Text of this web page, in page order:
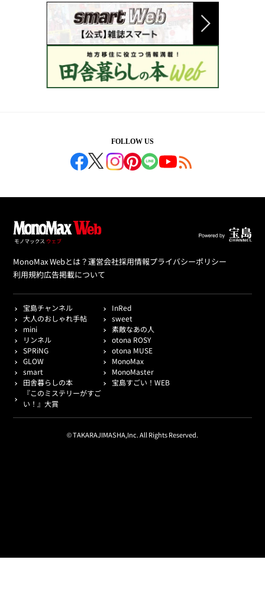
FOLLOW US
MonoMax Webとは？運営会社採用情報プライバシーポリシー
利用規約広告掲載について
宝島チャンネル
InRed
大人のおしゃれ手帖
sweet
mini
素敵なあの人
リンネル
otona ROSY
SPRiNG
otona MUSE
GLOW
MonoMax
smart
MonoMaster
田舎暮らしの本
宝島すごい！WEB
『このミステリーがすご
い！』大賞
© TAKARAJIMASHA,Inc. All Rights Reserved.